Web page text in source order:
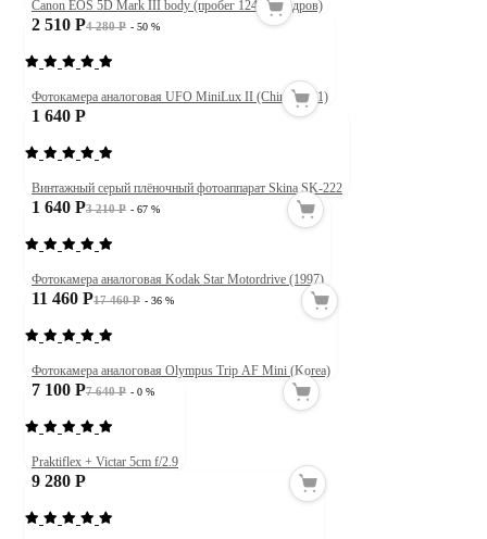
Canon EOS 5D Mark III body (пробег 124165 кадров)
4 280 Р
2 510 Р - 50 %
Фотокамера аналоговая UFO MiniLux II (China, 1971)
1 640 Р
Винтажный серый плёночный фотоаппарат Skina SK-222
3 210 Р
1 640 Р - 67 %
Фотокамера аналоговая Kodak Star Motordrive (1997)
17 460 Р
11 460 Р - 36 %
Фотокамера аналоговая Olympus Trip AF Mini (Korea)
7 640 Р
7 100 Р - 0 %
Praktiflex + Victar 5cm f/2.9
9 280 Р